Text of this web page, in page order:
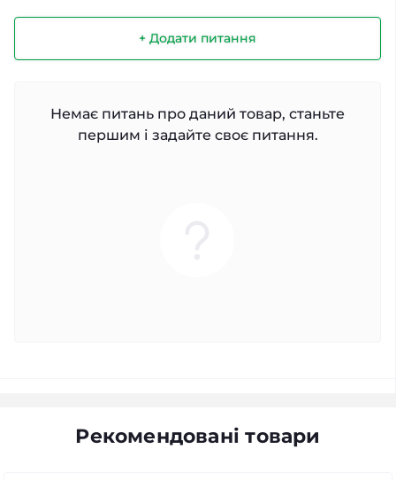
+ Додати питання
Немає питань про даний товар, станьте
першим і задайте своє питання.
Рекомендовані товари